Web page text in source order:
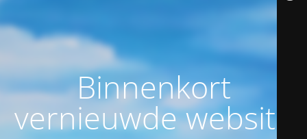
Binnenkort
vernieuwde website